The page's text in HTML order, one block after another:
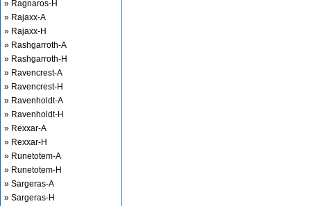
» Ragnaros-H
» Rajaxx-A
» Rajaxx-H
» Rashgarroth-A
» Rashgarroth-H
» Ravencrest-A
» Ravencrest-H
» Ravenholdt-A
» Ravenholdt-H
» Rexxar-A
» Rexxar-H
» Runetotem-A
» Runetotem-H
» Sargeras-A
» Sargeras-H